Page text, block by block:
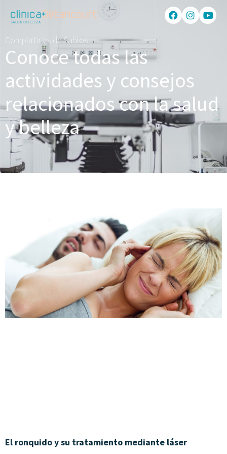
Compartir es de Sabios
Conoce todas las
actividades y consejos
relacionados con la salud
y belleza
El ronquido y su tratamiento mediante láser